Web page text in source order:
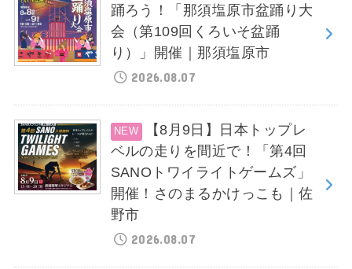
踊ろう！「那須塩原市盆踊り大
会（第109回くろいそ盆踊
り）」開催｜那須塩原市
2026.08.07
【8月9日】日本トップレ
ベルの走りを間近で！「第4回
SANOトワイライトゲームズ」
開催！さのまるかけっこも｜佐
野市
2026.08.07